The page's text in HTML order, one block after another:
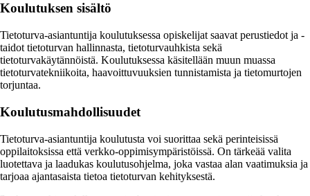
Koulutuksen sisältö
Tietoturva-asiantuntija koulutuksessa opiskelijat saavat perustiedot ja -
taidot tietoturvan hallinnasta, tietoturvauhkista sekä
tietoturvakäytännöistä. Koulutuksessa käsitellään muun muassa
tietoturvatekniikoita, haavoittuvuuksien tunnistamista ja tietomurtojen
torjuntaa.
Koulutusmahdollisuudet
Tietoturva-asiantuntija koulutusta voi suorittaa sekä perinteisissä
oppilaitoksissa että verkko-oppimisympäristöissä. On tärkeää valita
luotettava ja laadukas koulutusohjelma, joka vastaa alan vaatimuksia ja
tarjoaa ajantasaista tietoa tietoturvan kehityksestä.